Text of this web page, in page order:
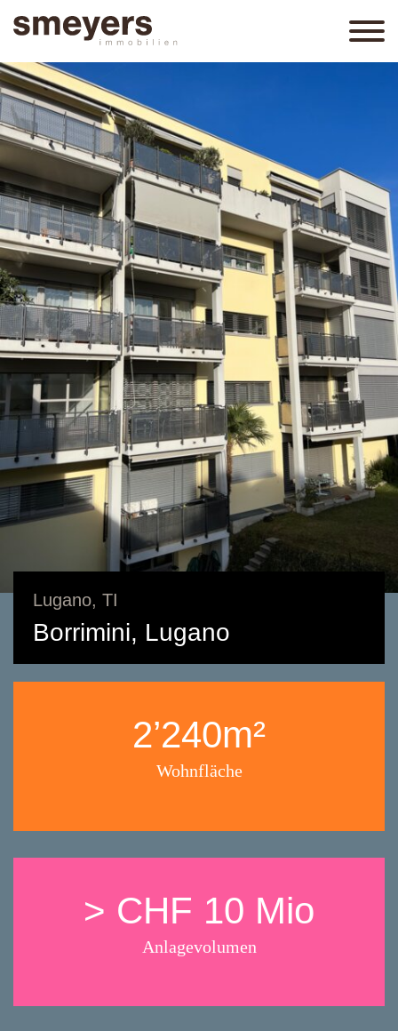
Lugano, TI
Borrimini, Lugano
2’240m²
Wohnfläche
> CHF 10 Mio
Anlagevolumen